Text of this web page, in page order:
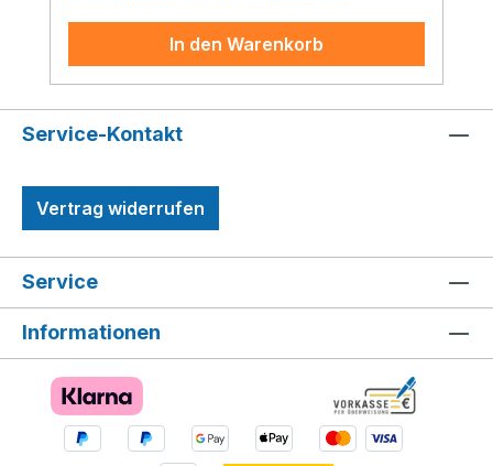
In den Warenkorb
Service-Kontakt
Vertrag widerrufen
Service
Informationen